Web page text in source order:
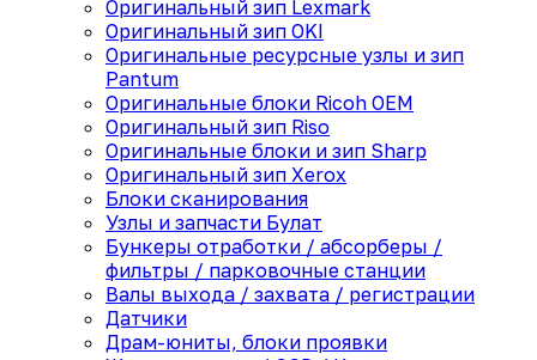
Оригинальный зип Lexmark
Оригинальный зип OKI
Оригинальные ресурсные узлы и зип
Pantum
Оригинальные блоки Ricoh OEM
Оригинальный зип Riso
Оригинальные блоки и зип Sharp
Оригинальный зип Xerox
Блоки сканирования
Узлы и запчасти Булат
Бункеры отработки / абсорберы /
фильтры / парковочные станции
Валы выхода / захвата / регистрации
Датчики
Драм-юниты, блоки проявки